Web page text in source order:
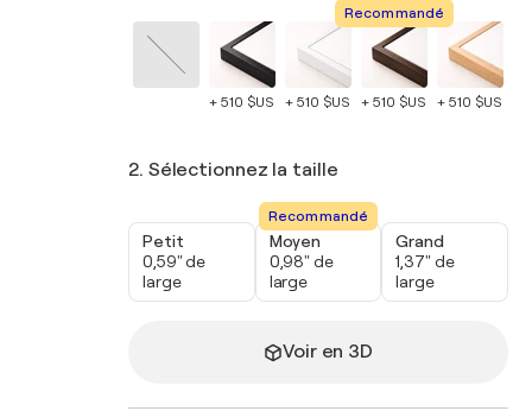
+ 510 $US + 510 $US
Recommandé
+ 510 $US + 510 $US
2. Sélectionnez la taille
Petit
0,59" de
large
Recommandé
Moyen
0,98" de
large
Grand
1,37" de
large
Voir en 3D